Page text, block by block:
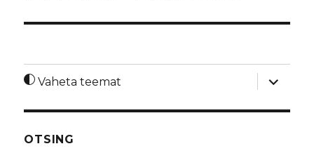
Vaheta teemat
laienda
OTSING